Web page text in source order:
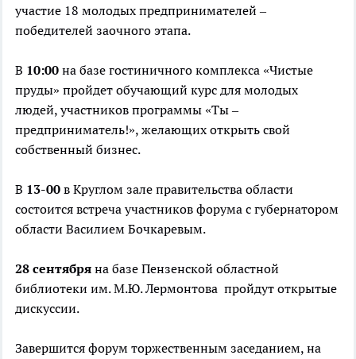
участие 18 молодых предпринимателей –
победителей заочного этапа.
В 10:00 на базе гостиничного комплекса «Чистые
пруды» пройдет обучающий курс для молодых
людей, участников программы «Ты –
предприниматель!», желающих открыть свой
собственный бизнес.
В 13-00 в Круглом зале правительства области
состоится встреча участников форума с губернатором
области Василием Бочкаревым.
28 сентября на базе Пензенской областной
библиотеки им. М.Ю. Лермонтова пройдут открытые
дискуссии.
Завершится форум торжественным заседанием, на